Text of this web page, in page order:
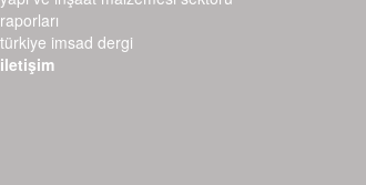
aporları
türkiye imsad dergi
iletişim